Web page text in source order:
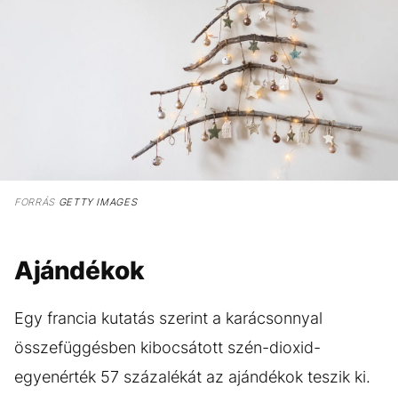
FORRÁSGETTY IMAGES
Ajándékok
Egy francia kutatás szerint a karácsonnyal
összefüggésben kibocsátott szén-dioxid-
egyenérték 57 százalékát az ajándékok teszik ki.